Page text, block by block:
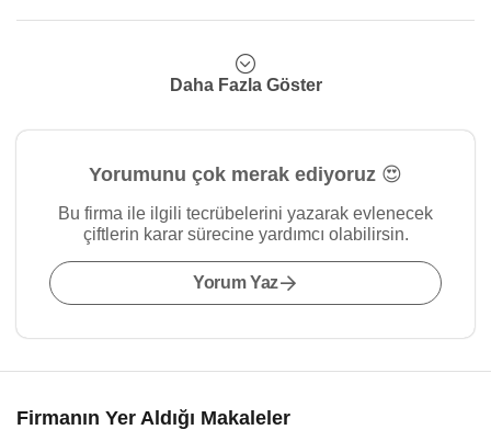
Daha Fazla Göster
Yorumunu çok merak ediyoruz 😍
Bu firma ile ilgili tecrübelerini yazarak evlenecek
çiftlerin karar sürecine yardımcı olabilirsin.
Yorum Yaz
Firmanın Yer Aldığı Makaleler